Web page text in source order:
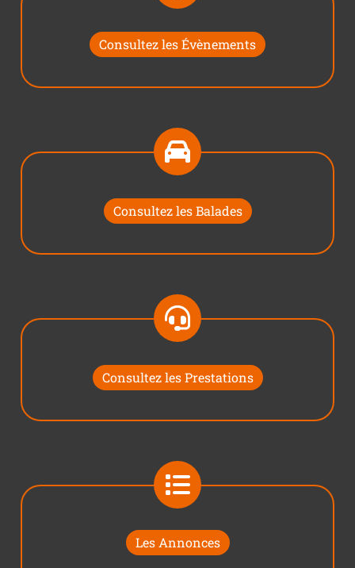
Consultez les Évènements
Consultez les Balades
Consultez les Prestations
Les Annonces